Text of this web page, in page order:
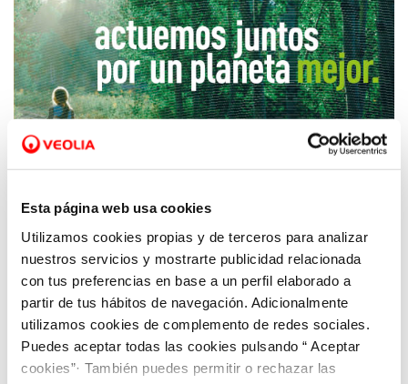
Esta página web usa cookies
Utilizamos cookies propias y de terceros para analizar
nuestros servicios y mostrarte publicidad relacionada
con tus preferencias en base a un perfil elaborado a
partir de tus hábitos de navegación. Adicionalmente
utilizamos cookies de complemento de redes sociales.
Puedes aceptar todas las cookies pulsando “ Aceptar
cookies”· También puedes permitir o rechazar las
04 JUN 2019
Aquona celebra el Día Mundial del Medio
Ambiente